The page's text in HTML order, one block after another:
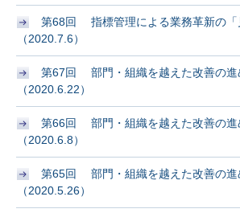
第68回 指標管理による業務革新の「
（2020.7.6）
第67回 部門・組織を越えた改善の進
（2020.6.22）
第66回 部門・組織を越えた改善の進
（2020.6.8）
第65回 部門・組織を越えた改善の進
（2020.5.26）